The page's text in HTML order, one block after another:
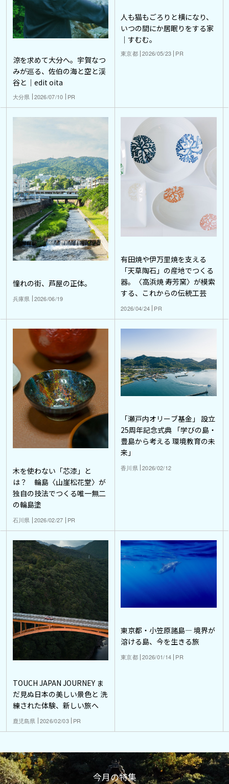
涼を求めて大分へ。宇賀なつ
みが巡る、佐伯の海と空と渓
谷と｜edit oita
大分県 2026/07/10 PR
人も猫もごろりと横になり、
いつの間にか居眠りをする家
｜すむむ。
東京都 2026/05/23 PR
憧れの街、芦屋の正体。
兵庫県 2026/06/19
有田焼や伊万里焼を支える
「天草陶石」の産地でつくる
器。〈高浜焼 寿芳窯〉が模索
する、これからの伝統工芸
2026/04/24 PR
木を使わない「芯漆」と
は？ 輪島〈山崖松花堂〉が
独自の技法でつくる唯一無二
の輪島塗
石川県 2026/02/27 PR
「瀬戸内オリーブ基金」 設立
25周年記念式典 「学びの島・
豊島から考える 環境教育の未
来」
香川県 2026/02/12
TOUCH JAPAN JOURNEY ま
だ見ぬ日本の美しい景色と 洗
練された体験、新しい旅へ
鹿児島県 2026/02/03 PR
東京都・小笠原諸島― 境界が
溶ける島、今を生きる旅
東京都 2026/01/14 PR
今月の特集